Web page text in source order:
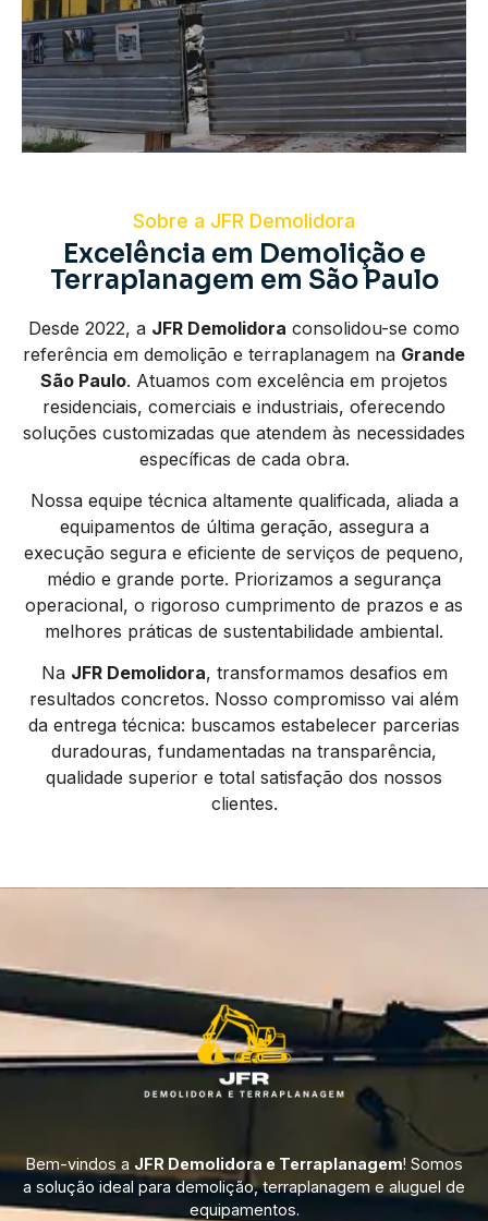
Sobre a JFR Demolidora
Excelência em Demolição e
Terraplanagem em São Paulo
Desde 2022, a JFR Demolidora consolidou-se como
referência em demolição e terraplanagem na Grande
São Paulo. Atuamos com excelência em projetos
residenciais, comerciais e industriais, oferecendo
soluções customizadas que atendem às necessidades
específicas de cada obra.
Nossa equipe técnica altamente qualificada, aliada a
equipamentos de última geração, assegura a
execução segura e eficiente de serviços de pequeno,
médio e grande porte. Priorizamos a segurança
operacional, o rigoroso cumprimento de prazos e as
melhores práticas de sustentabilidade ambiental.
Na JFR Demolidora, transformamos desafios em
resultados concretos. Nosso compromisso vai além
da entrega técnica: buscamos estabelecer parcerias
duradouras, fundamentadas na transparência,
qualidade superior e total satisfação dos nossos
clientes.
Bem-vindos a JFR Demolidora e Terraplanagem! Somos
a solução ideal para demolição, terraplanagem e aluguel de
equipamentos.